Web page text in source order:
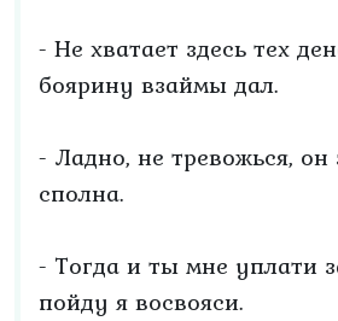
- Не хватает здесь тех
боярину взаймы дал.
- Ладно, не тревожься, он
сполна.
- Тогда и ты мне уплати
пойду я восвояси.